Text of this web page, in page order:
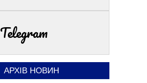
Telegram
АРХІВ НОВИН